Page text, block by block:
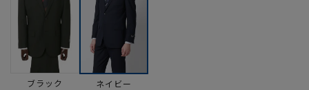
ブラック ネイビー